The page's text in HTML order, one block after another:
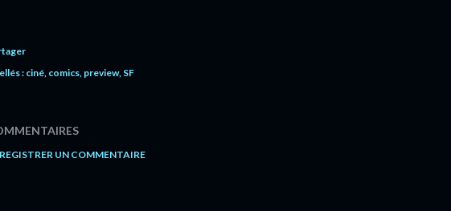
: ciné comics preview SF
UN COMMENTAIRE